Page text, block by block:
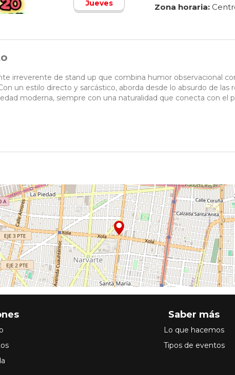
Jueves
Zona horaria:
irreverente de stand up que combina humor observacional
un estilo directo y sarcástico, aborda desde lo absurdo de las
moderna, siempre con una naturalidad que conecta con el
Saber más
Lo que hacemos
Tipos de eventos